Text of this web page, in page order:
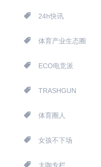
24h快讯
体育产业生态圈
ECO电竞派
TRASHGUN
体育圈人
女孩不下场
大咖专栏